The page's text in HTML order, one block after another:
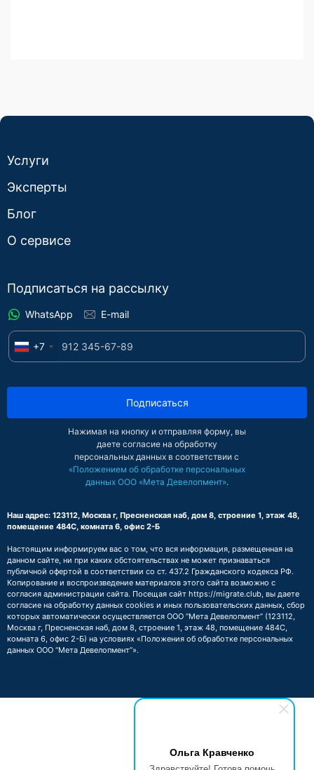
Ольга Кравченко
Услуги
Эксперты
Блог
О сервисе
Подписаться на рассылку
WhatsApp E-mail
+7
Подписаться
Нажимая на кнопку и отправляя форму, вы
даете согласие на обработку
персональных данных в соответствии с
«Положением об обработке персональных
данных ООО «Мета Девелопмент».
Наш адрес: 123112, Москва г, Пресненская наб, дом 8, строение 1, этаж 48,
помещение 484С, комната 6, офис 2-Б
Настоящим информируем вас о том, что вся информация, размещенная на
данном сайте, ни при каких обстоятельствах не может признаваться
публичной офертой в соответствии со ст. 437.2 Гражданского кодекса РФ.
Копирование и воспроизведение материалов этого сайта возможно с
согласия администрации сайта. Посещая сайт https://migrate.club, вы даете
согласие на обработку данных cookies и иных пользовательских данных, сбор
которых автоматически осуществляется ООО “Мета Девелопмент” (123112,
Москва г, Пресненская наб, дом 8, строение 1, этаж 48, помещение 484С,
комната 6, офис 2-Б) на условиях «Положения об обработке персональных
данных ООО “Мета Девелопмент”».